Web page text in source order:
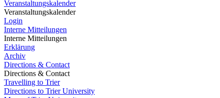
Veranstaltungskalender
Veranstaltungskalender
Login
Interne Mitteilungen
Interne Mitteilungen
Erklärung
Archiv
Directions & Contact
Directions & Contact
Travelling to Trier
Directions to Trier University